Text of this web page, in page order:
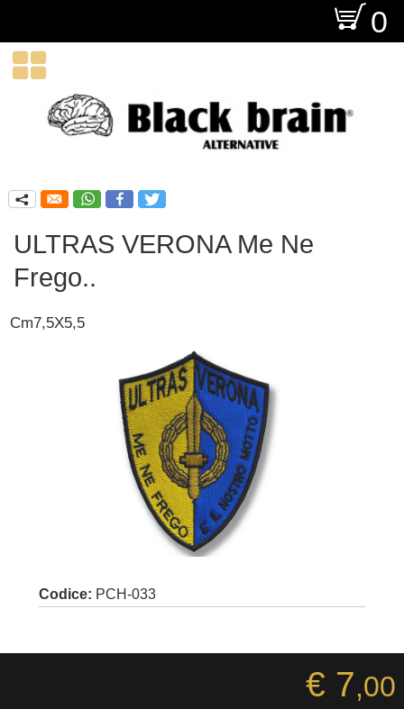
O 0

q
ULTRAS VERONA Me Ne
Frego..
Cm7,5X5,5
Codice: PCH-033
€ 7,00